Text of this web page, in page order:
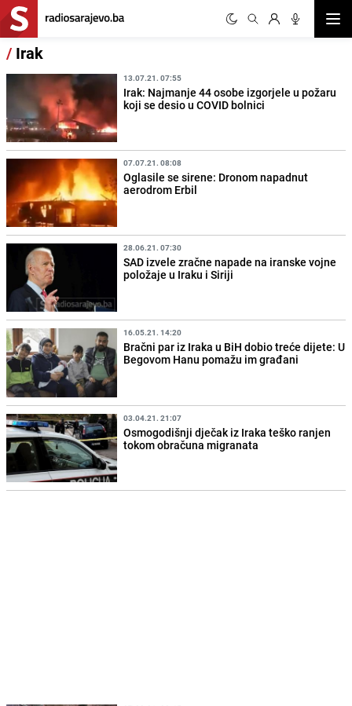
/ Irak
13.07.21. 07:55
Irak: Najmanje 44 osobe izgorjele u požaru
koji se desio u COVID bolnici
07.07.21. 08:08
Oglasile se sirene: Dronom napadnut
aerodrom Erbil
28.06.21. 07:30
SAD izvele zračne napade na iranske vojne
položaje u Iraku i Siriji
16.05.21. 14:20
Bračni par iz Iraka u BiH dobio treće dijete: U
Begovom Hanu pomažu im građani
03.04.21. 21:07
Osmogodišnji dječak iz Iraka teško ranjen
tokom obračuna migranata